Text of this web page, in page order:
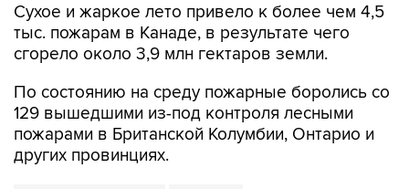
Сухое и жаркое лето привело к более чем 4,5
тыс. пожарам в Канаде, в результате чего
сгорело около 3,9 млн гектаров земли.
По состоянию на среду пожарные боролись со
129 вышедшими из-под контроля лесными
пожарами в Британской Колумбии, Онтарио и
других провинциях.